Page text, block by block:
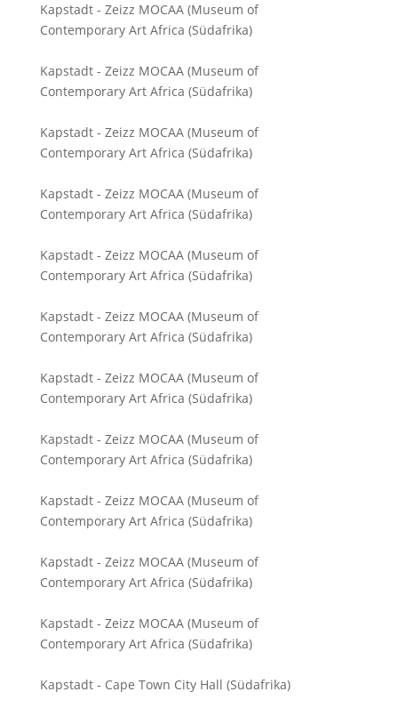
Kapstadt - Zeizz MOCAA (Museum of
Contemporary Art Africa (Südafrika)
Kapstadt - Zeizz MOCAA (Museum of
Contemporary Art Africa (Südafrika)
Kapstadt - Zeizz MOCAA (Museum of
Contemporary Art Africa (Südafrika)
Kapstadt - Zeizz MOCAA (Museum of
Contemporary Art Africa (Südafrika)
Kapstadt - Zeizz MOCAA (Museum of
Contemporary Art Africa (Südafrika)
Kapstadt - Zeizz MOCAA (Museum of
Contemporary Art Africa (Südafrika)
Kapstadt - Zeizz MOCAA (Museum of
Contemporary Art Africa (Südafrika)
Kapstadt - Zeizz MOCAA (Museum of
Contemporary Art Africa (Südafrika)
Kapstadt - Zeizz MOCAA (Museum of
Contemporary Art Africa (Südafrika)
Kapstadt - Zeizz MOCAA (Museum of
Contemporary Art Africa (Südafrika)
Kapstadt - Zeizz MOCAA (Museum of
Contemporary Art Africa (Südafrika)
Kapstadt - Cape Town City Hall (Südafrika)